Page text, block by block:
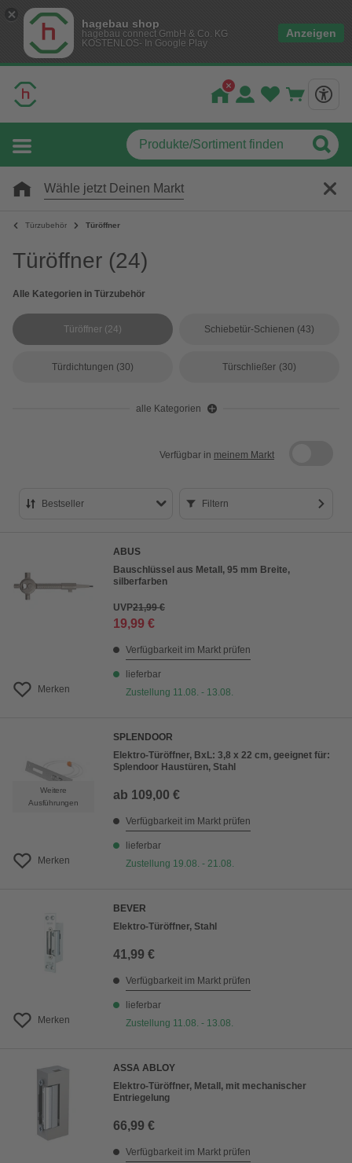
hagebau shop
hagebau connect GmbH & Co. KG
KOSTENLOS- In Google Play
Anzeigen
Wähle jetzt Deinen Markt
Türzubehör Türöffner
Türöffner (24)
Alle Kategorien in Türzubehör
Türöffner (24) Schiebetür-Schienen (43)
Türdichtungen (30) Türschließer (30)
alle Kategorien
Verfügbar in meinem Markt
Bestseller
Preis aufsteigend
Preis absteigend
Filtern
Merken
ABUS
Bauschlüssel aus Metall, 95 mm Breite,
silberfarben
UVP21,99 €
19,99 €
Verfügbarkeit im Markt prüfen
lieferbar
Zustellung 11.08. - 13.08.
Weitere
Ausführungen
Merken
SPLENDOOR
Elektro-Türöffner, BxL: 3,8 x 22 cm, geeignet für:
Splendoor Haustüren, Stahl
ab 109,00 €
Verfügbarkeit im Markt prüfen
lieferbar
Zustellung 19.08. - 21.08.
Merken
BEVER
Elektro-Türöffner, Stahl
41,99 €
Verfügbarkeit im Markt prüfen
lieferbar
Zustellung 11.08. - 13.08.
ASSA ABLOY
Elektro-Türöffner, Metall, mit mechanischer
Entriegelung
66,99 €
Verfügbarkeit im Markt prüfen